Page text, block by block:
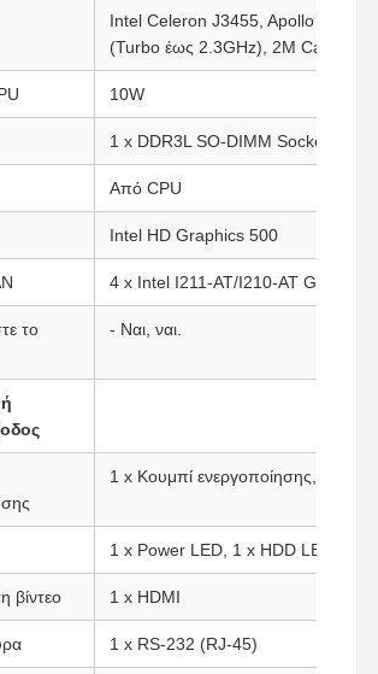
Intel Celeron J3455, Apollo Lake,
(Turbo έως 2.3GHz), 2M Cache,
10W
1 x DDR3L SO-DIMM Socket
Από CPU
Intel HD Graphics 500
4 x Intel I211-AT/I210-AT Gigabit
το
- Ναι, ναι.
1 x Κουμπί ενεργοποίησης, 1 x
1 x Power LED, 1 x HDD LED
βίντεο 1 x HDMI
1 x RS-232 (RJ-45)